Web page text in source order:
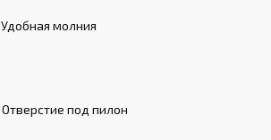
Удобная молния
Отверстие под пилон